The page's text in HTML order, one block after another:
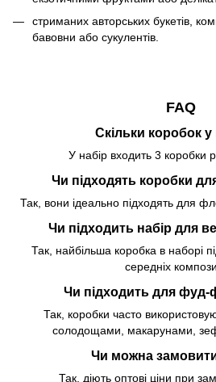
стриманих авторських букетів,
бавовни або сукулентів.
FAQ
Скільки коробок у
У набір входить 3 коробки
Чи підходять коробки
Так, вони ідеально підходять для
Чи підходить набір для
Так, найбільша коробка в наборі
середніх
Чи підходить для фуд-
Так, коробки часто
солодощами, макарунами,
Чи можна
Так, діють оптові ціни при